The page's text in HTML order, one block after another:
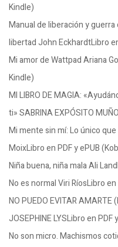
Kindle)
Manual de liberación y guerra
libertad John EckhardtLibro
Mi amor de Wattpad Ariana
Kindle)
MI LIBRO DE MAGIA:
ti» SABRINA EXPÓSITO
Mi mente sin mí: Lo único
MoixLibro en PDF y ePUB
Niña buena, niña mala Ali
No es normal Viri RíosLibro
NO PUEDO EVITAR AMARTE
JOSEPHINE LYSLibro en PDF
No son micro. Machismos